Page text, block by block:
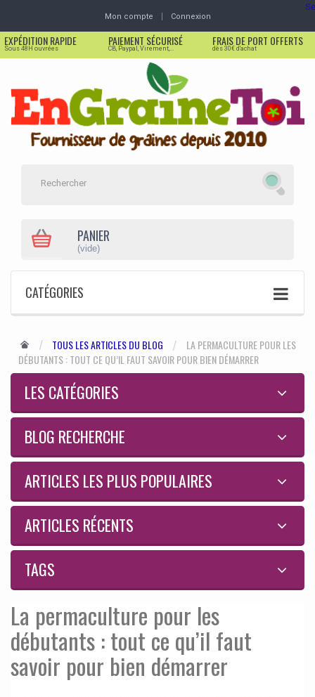
Mon compte Connexion
EXPÉDITION RAPIDE
Sous 48H ouvrées
PAIEMENT SÉCURISÉ
CB, Paypal, Virement,...
FRAIS DE PORT OFFERTS
dès 30€ d'achat
PANIER
(vide)
CATÉGORIES
TOUS LES ARTICLES DU BLOG
LA PERMACULTURE POUR LES
DÉBUTANTS : TOUT CE QU’IL FAUT SAVOIR POUR BIEN DÉMARRER
LES CATÉGORIES
BLOG RECHERCHE
ARTICLES LES PLUS POPULAIRES
ARTICLES RÉCENTS
TAGS
La permaculture pour les
débutants : tout ce qu’il faut
savoir pour bien démarrer